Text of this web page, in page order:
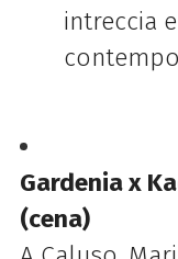
intreccia
Gardenia x
(cena)